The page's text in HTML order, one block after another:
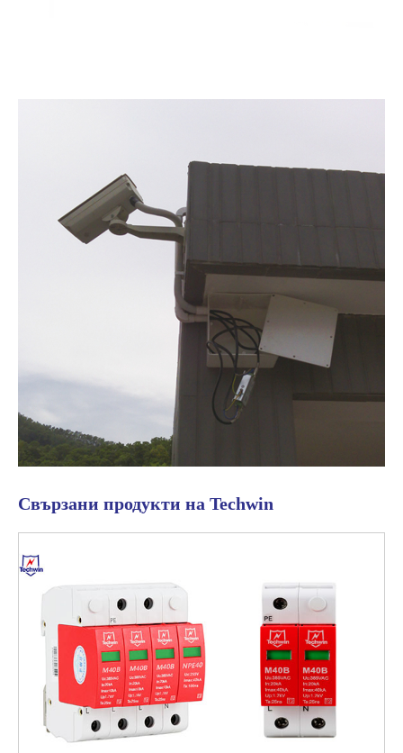
Свързани продукти на Techwin